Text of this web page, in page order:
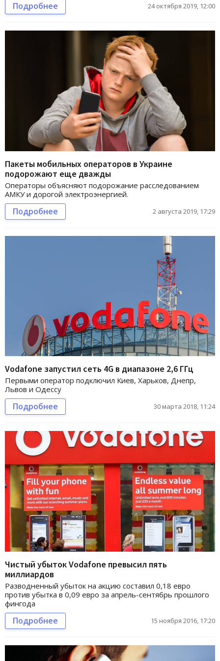
Подробнее 24 октября 2019, 12:00
Пакеты мобильных операторов в Украине
подорожают еще дважды
Операторы объясняют подорожание расследованием
АМКУ и дорогой электроэнергией.
Подробнее 2 августа 2019, 17:29
Vodafone запустил сеть 4G в диапазоне 2,6 ГГц
Первыми оператор подключил Киев, Харьков, Днепр,
Львов и Одессу
Подробнее 30 марта 2018, 11:24
Чистый убыток Vodafone превысил пять
миллиардов
Разводненный убыток на акцию составил 0,18 евро
против убытка в 0,09 евро за апрель-сентябрь прошлого
фингода
Подробнее 15 ноября 2016, 17:20